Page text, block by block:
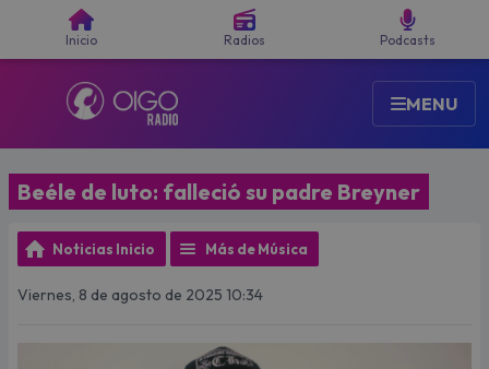
Inicio Radios Podcasts
MENU
Beéle de luto: falleció su padre Breyner
Noticias Inicio Más de Música
Viernes, 8 de agosto de 2025 10:34